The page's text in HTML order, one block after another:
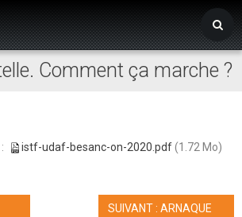
Comment ça marche ?
istf-udaf-besanc-on-2020.pdf(1.72 Mo)
SUIVANT : ARNAQUE